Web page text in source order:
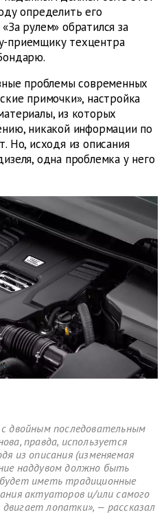
определить его
рулем» обратился за
приемщику техцентра
проблемы современных
примочки», настройка
из которых
никакой информации по
Но, исходя из описания
одна проблемка у него
двойным последовательным
правда, используется
из описания (изменяемая
наддувом должно быть
иметь традиционные
актуаторов и/или самого
лопатки», — рассказал